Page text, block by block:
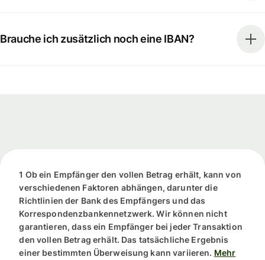
Brauche ich zusätzlich noch eine IBAN?
1 Ob ein Empfänger den vollen Betrag erhält, kann von
verschiedenen Faktoren abhängen, darunter die
Richtlinien der Bank des Empfängers und das
Korrespondenzbankennetzwerk. Wir können nicht
garantieren, dass ein Empfänger bei jeder Transaktion
den vollen Betrag erhält. Das tatsächliche Ergebnis
einer bestimmten Überweisung kann variieren. Mehr